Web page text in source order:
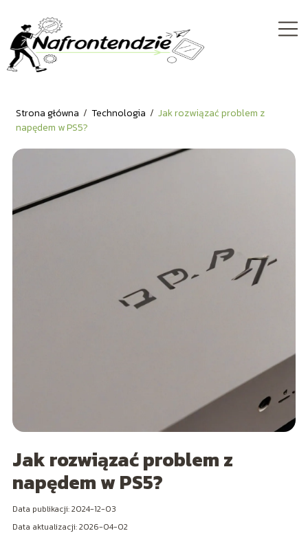
Strona główna / Technologia / Jak rozwiązać problem z
napędem w PS5?
Jak rozwiązać problem z
napędem w PS5?
Data publikacji: 2024-12-03
Data aktualizacji: 2026-04-02